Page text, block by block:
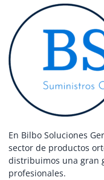
En Bilbo Soluciones
sector de productos
distribuimos una gran
profesionales.